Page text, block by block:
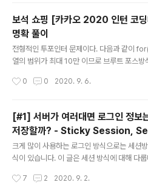
ed[30][30]={0,}; int cost[30][30]={0,};
보석 쇼핑 [카카오 2020 인턴 코
명확 풀이
전형적인 투포인터 문제이다. 다음과 같
열의 범위가 최대 10만 이므로 브루트 포스
터 방식으로 다음과 같이 풀어야 한다. 정
ir b) { if(a.second-a.first ==
()) break; m[gems[hi]]=hi; hi++; } }
0 0 2020. 9. 6.
[#1] 서버가 여러대면 로그인 정보
저장할까? - Sticky Session,
lustering, Redis Session
크게 많이 사용하는 로그인 방식으로는 세션
식이 있습니다. 이 글은 세션 방식에 대해 다
t을 하기 전에는 한대의 WAS 서버로 세션을
7 2 2020. 9. 2.